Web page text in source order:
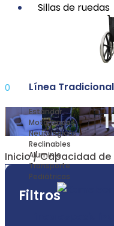
Sillas de ruedas
Línea Tradicional
Estándar
Motorizadas
Neurológicas
Reclinables
Aluminio
Transporte
Pediátricas
0
Inicio/ Capacidad de
Filtros